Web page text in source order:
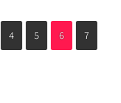
4 5 6 7